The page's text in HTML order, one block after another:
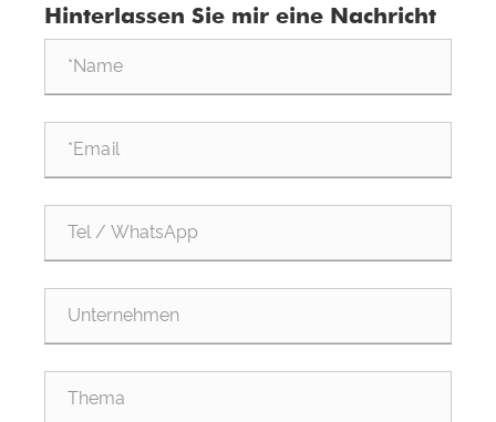
Hinterlassen Sie mir eine Nachricht